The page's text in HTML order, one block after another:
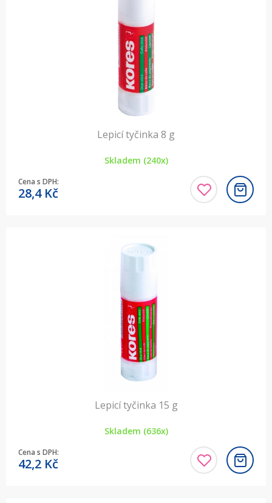
Lepicí tyčinka 8 g
Skladem (240x)
Cena s DPH:
28,4 Kč
Lepicí tyčinka 15 g
Skladem (636x)
Cena s DPH:
42,2 Kč